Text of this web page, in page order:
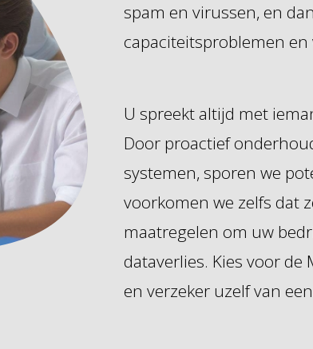
spam en virussen, en
capaciteitsproblemen
U spreekt altijd met
Door proactief
systemen, sporen we
voorkomen we zelfs dat
maatregelen om uw
dataverlies. Kies voor de
en verzeker uzelf van